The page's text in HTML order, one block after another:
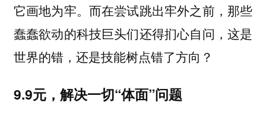
它画地为牢。而在尝试跳出牢外之前，那些
蠢蠢欲动的科技巨头们还得扪心自问，这是
世界的错，还是技能树点错了方向？
9.9元，解决一切“体面”问题